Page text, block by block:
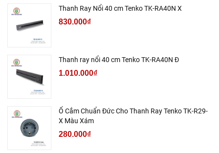
Thanh Ray Nổi 40 cm Tenko TK-RA40N X
830.000₫
Thanh ray nổi 40 cm Tenko TK-RA40N Đ
1.010.000₫
Ổ Cắm Chuẩn Đức Cho Thanh Ray Tenko TK-R29-
X Màu Xám
280.000₫